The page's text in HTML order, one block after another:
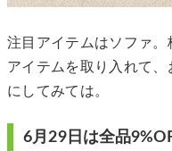
注目アイテムはソファ
アイテムを取り入れて
にしてみては。
6月29日は全品